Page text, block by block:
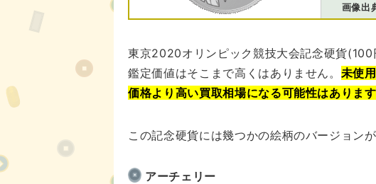
画像出
東京2020オリンピック競技大会記念硬貨
鑑定価値はそこまで高くはありません。 未使
価格より高い買取相場になる可能性はあります
この記念硬貨には幾つかの絵柄のバージョンが
アーチェリー